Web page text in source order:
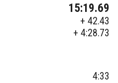
15:19.69
+ 42.43
+ 4:28.73
4:33